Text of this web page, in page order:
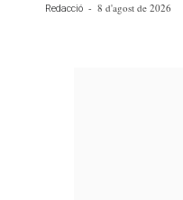
Redacció - 8 d'agost de 2026